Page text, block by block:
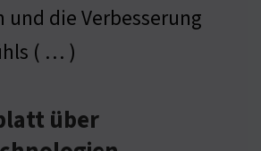
die Verbesserung
( … )
über